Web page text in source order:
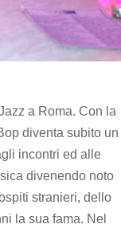
a Roma. Con la
diventa subito un
incontri ed alle
divenendo noto
stranieri, dello
la sua fama. Nel